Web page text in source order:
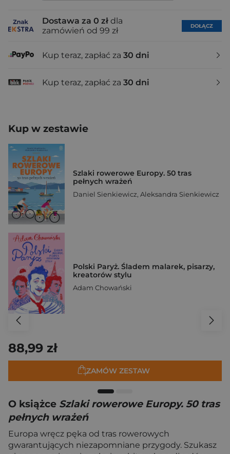
Dostawa za 0 zł dla
zamówień od 99 zł
DOŁĄCZ
Kup teraz, zapłać za 30 dni
Kup teraz, zapłać za 30 dni
Kup w zestawie
Szlaki rowerowe Europy. 50 tras
pełnych wrażeń
Daniel Sienkiewicz, Aleksandra Sienkiewicz
Polski Paryż. Śladem malarek, pisarzy,
kreatorów stylu
Adam Chowański
88,99 zł
ZAMÓW ZESTAW
O książce Szlaki rowerowe Europy. 50 tras
pełnych wrażeń
Europa wręcz pęka od tras rowerowych
gwarantujących niezapomniane przygody. Szukasz